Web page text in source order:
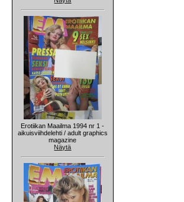
Erotiikan Maailma 1994 nr 1 -
aikuisviihdelehti / adult graphics
magazine
Näytä